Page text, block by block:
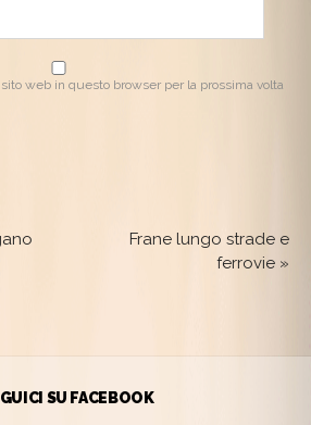
web in questo browser per la prossima volta
Frane lungo strade e
ferrovie »
SU FACEBOOK